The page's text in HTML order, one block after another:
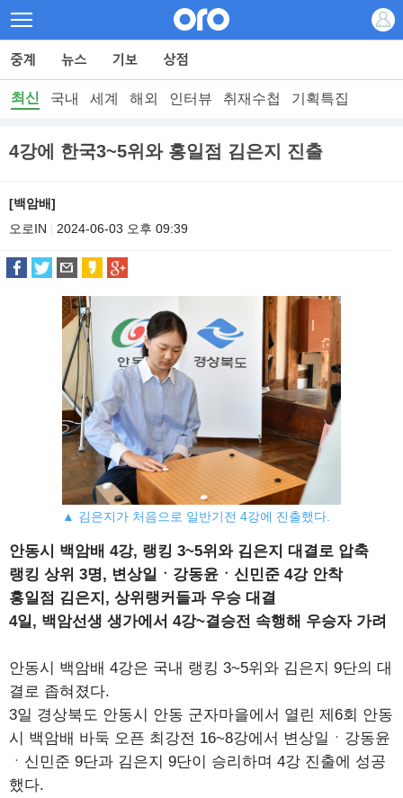
최신 국내 세계 해외 인터뷰 취재수첩 기획특집
4강에 한국3~5위와 홍일점 김은지 진출
[백암배]
오로IN
2024-06-03 오후 09:39
▲ 김은지가 처음으로 일반기전 4강에 진출했다.
안동시 백암배 4강, 랭킹 3~5위와 김은지 대결로 압축
랭킹 상위 3명, 변상일ㆍ강동윤ㆍ신민준 4강 안착
홍일점 김은지, 상위랭커들과 우승 대결
4일, 백암선생 생가에서 4강~결승전 속행해 우승자 가려
안동시 백암배 4강은 국내 랭킹 3~5위와 김은지 9단의 대
결로 좁혀졌다.
3일 경상북도 안동시 안동 군자마을에서 열린 제6회 안동
시 백암배 바둑 오픈 최강전 16~8강에서 변상일ㆍ강동윤
ㆍ신민준 9단과 김은지 9단이 승리하며 4강 진출에 성공
했다.